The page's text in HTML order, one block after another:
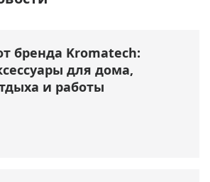
бренда Kromatech:
для дома,
и работы